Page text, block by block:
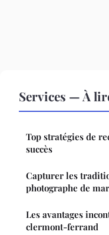
Services — À
Top stratégies de
succès
Capturer les
photographe de
Les avantages
clermont-ferrand